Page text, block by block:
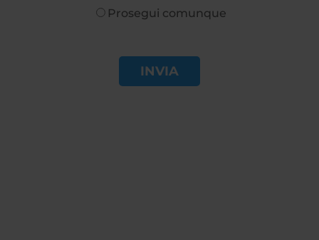
Prosegui comunque